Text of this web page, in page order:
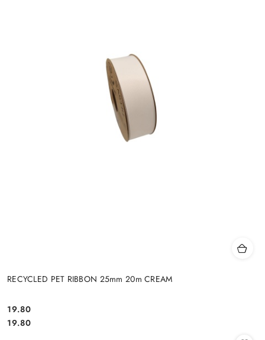
RECYCLED PET RIBBON 25mm 20m CREAM
Cena:
19.80
Cena:
19.80